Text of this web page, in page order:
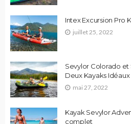
Intex Excursion Pro
juillet 25, 2022
Sevylor Colorado
Deux Kayaks Idéaux
mai 27, 2022
Kayak Sevylor
complet